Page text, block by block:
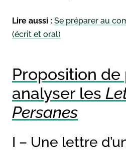
Lire aussi : Se préparer au
(écrit et oral)
Proposition
analyser les
Persanes
I – Une lettre